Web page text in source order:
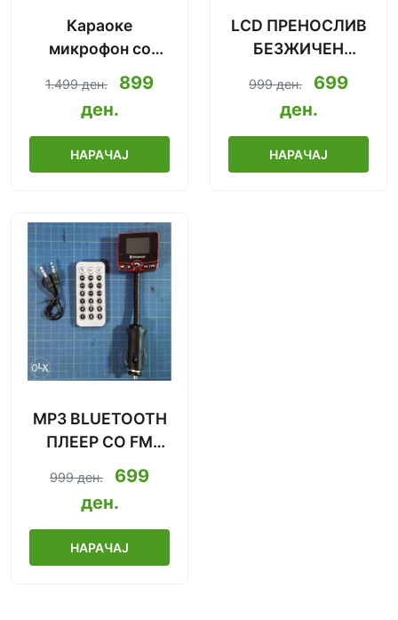
Караоке
микрофон со
Bluetooth
2019.Ново!
1.499 ден.
899
ден.
НАРАЧАЈ
LCD ПРЕНОСЛИВ
БЕЗЖИЧЕН
МЕДИЈАЛЕН
УРЕД
999 ден.
699
ден.
НАРАЧАЈ
MP3 BLUETOOTH
ПЛЕЕР СО FM
МОДУЛАТОР ЗА
АВТОМОБИЛ (8-
ВО-1)
999 ден.
699
ден.
НАРАЧАЈ